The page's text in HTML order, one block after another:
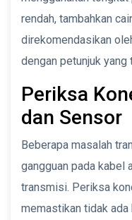
rendah, tambahkan
direkomendasikan
dengan petunjuk
Periksa
dan Sensor
Beberapa masalah
gangguan pada kabel
transmisi. Periksa
memastikan tidak